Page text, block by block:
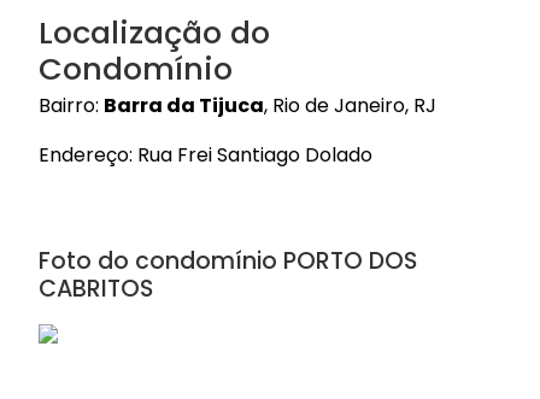
Localização do
Condomínio
Bairro: Barra da Tijuca, Rio de Janeiro, RJ
Endereço: Rua Frei Santiago Dolado
Foto do condomínio PORTO DOS
CABRITOS